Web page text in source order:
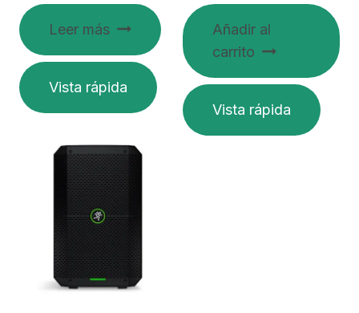
Leer más
Vista rápida
Añadir al
carrito
Vista rápida